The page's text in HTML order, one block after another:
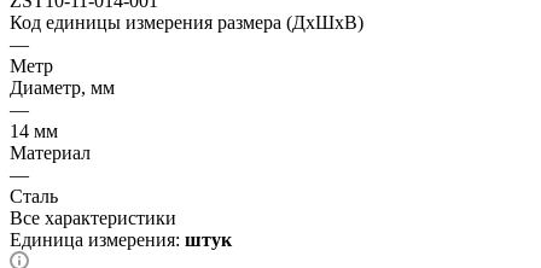
Код единицы измерения размера (ДхШхВ)
—
Метр
Диаметр, мм
—
14 мм
Материал
—
Сталь
Все характеристики
Единица измерения: штук